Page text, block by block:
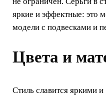
яркие и эффектные: это
модели с подвесками и
Цвета и
Стиль славится яркими